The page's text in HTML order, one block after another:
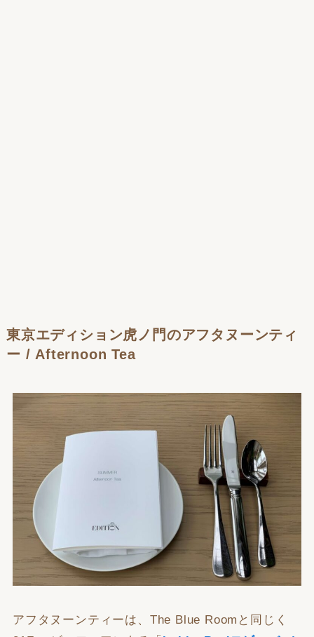
東京エディション虎ノ門のアフタヌーンティ
ー / Afternoon Tea
アフタヌーンティーは、The Blue Roomと同じく